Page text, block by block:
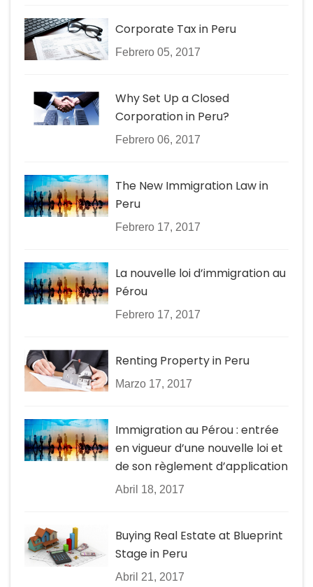
Corporate Tax in Peru
Febrero 05, 2017
Why Set Up a Closed
Corporation in Peru?
Febrero 06, 2017
The New Immigration Law in
Peru
Febrero 17, 2017
La nouvelle loi d’immigration au
Pérou
Febrero 17, 2017
Renting Property in Peru
Marzo 17, 2017
Immigration au Pérou : entrée
en vigueur d’une nouvelle loi et
de son règlement d’application
Abril 18, 2017
Buying Real Estate at Blueprint
Stage in Peru
Abril 21, 2017